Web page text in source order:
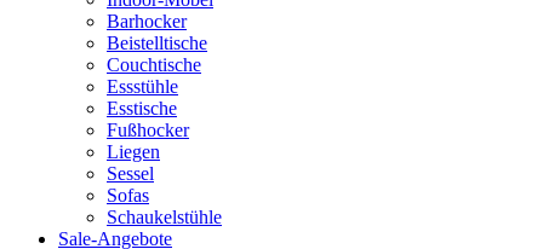
Barhocker
Beistelltische
Couchtische
Essstühle
Esstische
Fußhocker
Liegen
Sessel
Sofas
Schaukelstühle
Sale-Angebote